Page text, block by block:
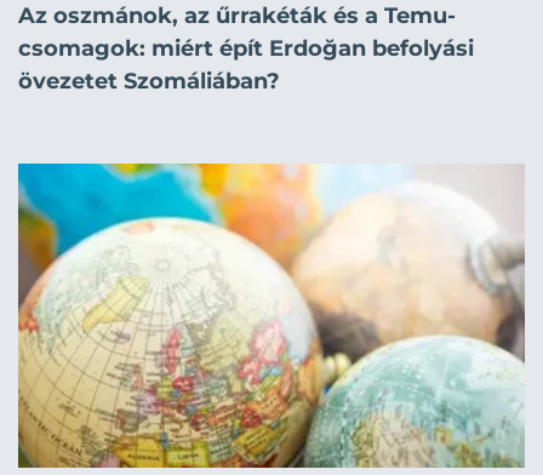
Az oszmánok, az űrrakéták és a Temu-
csomagok: miért épít Erdoğan befolyási
övezetet Szomáliában?